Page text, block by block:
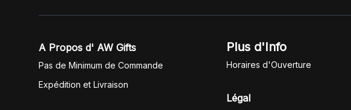
A Propos d' AW Gifts
Pas de Minimum de Commande
Expédition et Livraison
Plus d'Info
Horaires d'Ouverture
Légal